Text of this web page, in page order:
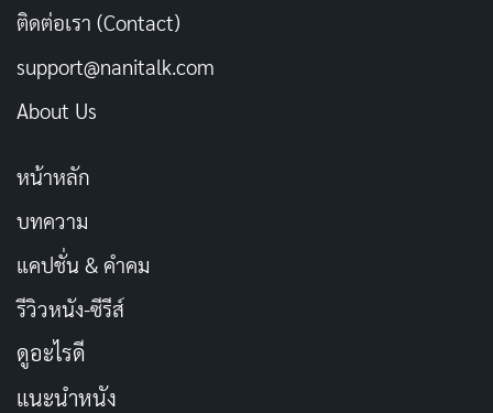
ติดต่อเรา (Contact)
support@nanitalk.com
About Us
หน้าหลัก
บทความ
แคปชั่น & คำคม
รีวิวหนัง-ซีรีส์
ดูอะไรดี
แนะนำหนัง